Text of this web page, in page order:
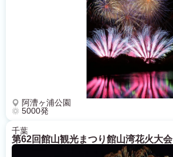
阿漕ヶ浦公園
5000発
千葉
第62回館山観光まつり館山湾花火大会